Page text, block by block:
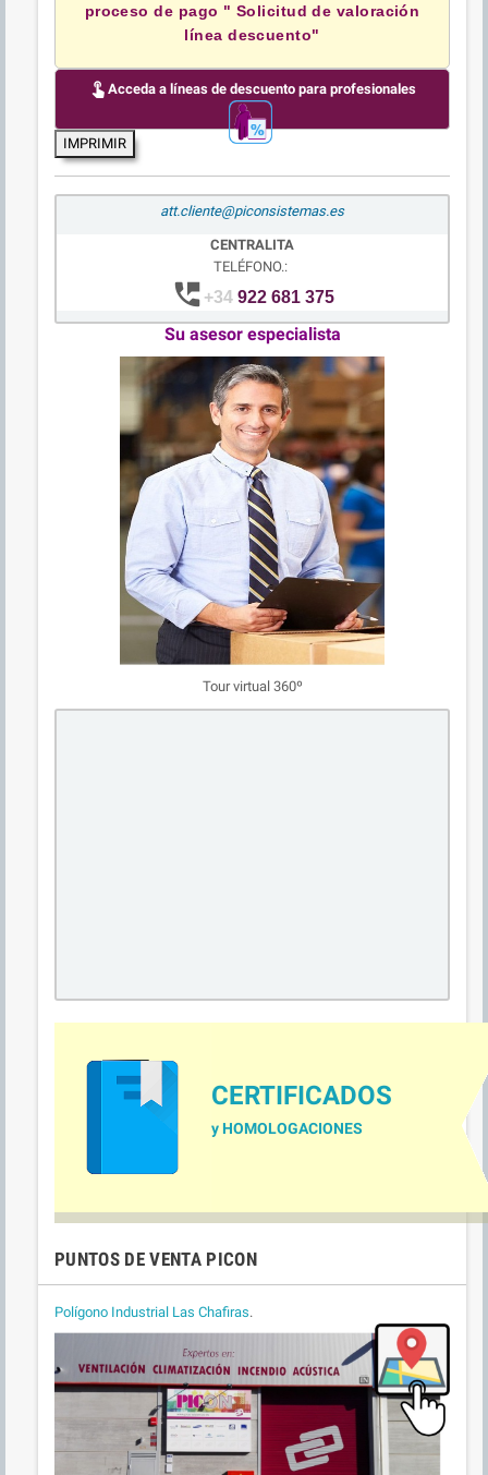
proceso de pago " Solicitud de valoración
línea descuento"
touch_app Acceda a líneas de descuento para profesionales
IMPRIMIR
att.cliente@piconsistemas.es
CENTRALITA
TELÉFONO.:
perm_phone_msg+34 922 681 375
Su asesor especialista
Tour virtual 360º
CERTIFICADOS
y HOMOLOGACIONES
PUNTOS DE VENTA PICON
Polígono Industrial Las Chafiras.